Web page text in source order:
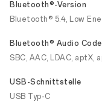
Bluetooth®-Version
Bluetooth® 5.4, Low
Bluetooth® Audio
SBC, AAC, LDAC, aptX,
USB-Schnittstelle
USB Typ-C